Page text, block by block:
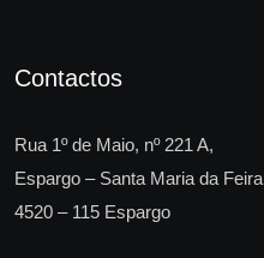
Contactos
Rua 1º de Maio, nº 221 A,
Espargo – Santa Maria da Feira
4520 – 115 Espargo